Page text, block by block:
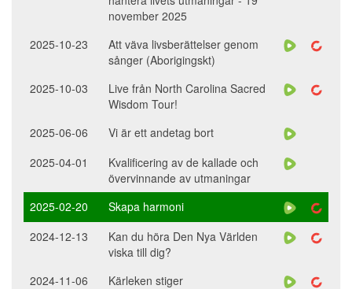
november 2025
2025-10-23
Att väva livsberättelser genom
sånger (Aborigingskt)
2025-10-03
Live från North Carolina Sacred
Wisdom Tour!
2025-06-06
Vi är ett andetag bort
2025-04-01
Kvalificering av de kallade och
övervinnande av utmaningar
2025-02-20
Skapa harmoni
2024-12-13
Kan du höra Den Nya Världen
viska till dig?
2024-11-06
Kärleken stiger